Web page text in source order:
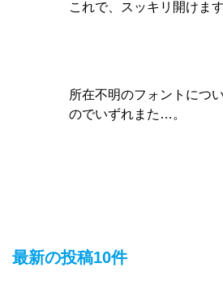
これで、スッキリ開けます
所在不明のフォントにつ
のでいずれまた…。
最新の投稿10件